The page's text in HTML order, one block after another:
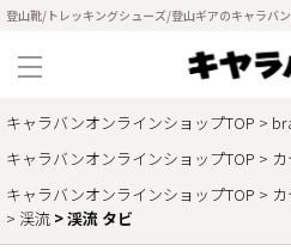
登山靴/トレッキングシューズ/登山ギアのキャラバ
キャラバンオンラインショップTOP
キャラバンオンラインショップTOP
キャラバンオンラインショップTOP
渓流
渓流 タビ